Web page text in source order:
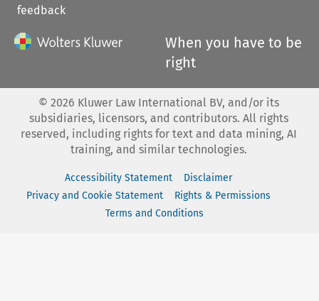
feedback
When you have to be
right
© 2026 Kluwer Law International BV, and/or its
subsidiaries, licensors, and contributors. All rights
reserved, including rights for text and data mining, AI
training, and similar technologies.
Accessibility Statement
Disclaimer
Privacy and Cookie Statement
Rights & Permissions
Terms and Conditions